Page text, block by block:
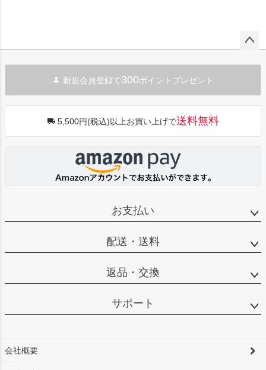
へ
新規会員登録で300ポイントプレゼント
5,500円(税込)以上お買い上げで送料無料
お支払い
配送・送料
返品・交換
サポート
会社概要